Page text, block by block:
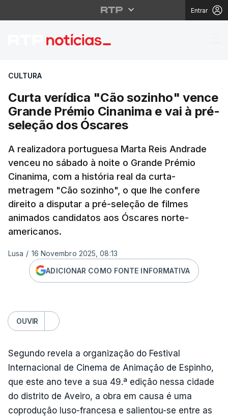
Entrar
Curta verídica "Cão
CULTURA
Curta verídica "Cão sozinho" vence
Grande Prémio Cinanima e vai à pré-
seleção dos Óscares
A realizadora portuguesa Marta Reis Andrade
venceu no sábado à noite o Grande Prémio
Cinanima, com a história real da curta-
metragem "Cão sozinho", o que lhe confere
direito a disputar a pré-seleção de filmes
animados candidatos aos Óscares norte-
americanos.
Lusa / 16 Novembro 2025, 08:13
ADICIONAR COMO FONTE INFORMATIVA
OUVIR
Segundo revela a organização do Festival
Internacional de Cinema de Animação de Espinho,
que este ano teve a sua 49.ª edição nessa cidade
do distrito de Aveiro, a obra em causa é uma
coprodução luso-francesa e salientou-se entre as